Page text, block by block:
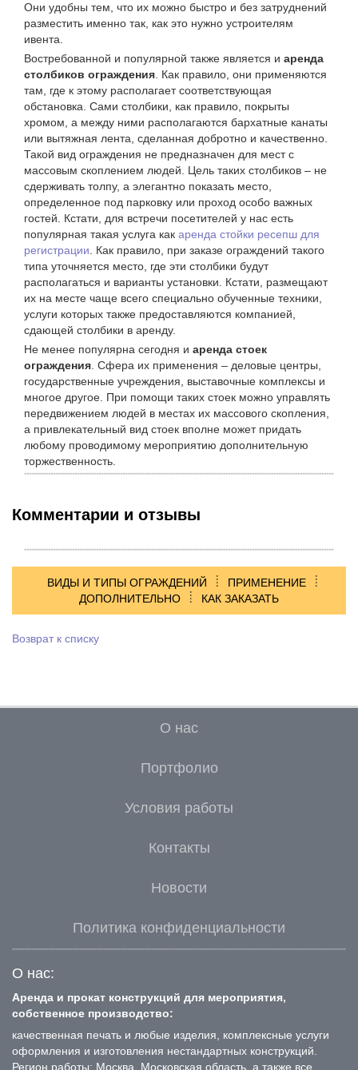
Они удобны тем, что их можно быстро и без затруднений
разместить именно так, как это нужно устроителям
ивента.
Востребованной и популярной также является и аренда
столбиков ограждения . Как правило, они применяются
там, где к этому располагает соответствующая
обстановка. Сами столбики, как правило, покрыты
хромом, а между ними располагаются бархатные канаты
или вытяжная лента, сделанная добротно и качественно.
Такой вид ограждения не предназначен для мест с
массовым скоплением людей. Цель таких столбиков – не
сдерживать толпу, а элегантно показать место,
определенное под парковку или проход особо важных
гостей. Кстати, для встречи посетителей у нас есть
популярная такая услуга как аренда стойки ресепш для
регистрации . Как правило, при заказе ограждений такого
типа уточняется место, где эти столбики будут
располагаться и варианты установки. Кстати, размещают
их на месте чаще всего специально обученные техники,
услуги которых также предоставляются компанией,
сдающей столбики в аренду.
Не менее популярна сегодня и аренда стоек
ограждения . Сфера их применения – деловые центры,
государственные учреждения, выставочные комплексы и
многое другое. При помощи таких стоек можно управлять
передвижением людей в местах их массового скопления,
а привлекательный вид стоек вполне может придать
любому проводимому мероприятию дополнительную
торжественность.
Комментарии и отзывы
ВИДЫ И ТИПЫ ОГРАЖДЕНИЙ
ПРИМЕНЕНИЕ
ДОПОЛНИТЕЛЬНО
КАК ЗАКАЗАТЬ
Возврат к списку
О нас
Портфолио
Условия работы
Контакты
Новости
Политика конфиденциальности
О нас:
Аренда и прокат конструкций для мероприятия,
собственное производство:
качественная печать и любые изделия, комплексные услуги
оформления и изготовления нестандартных конструкций.
Регион работы: Москва, Московская область, а также все